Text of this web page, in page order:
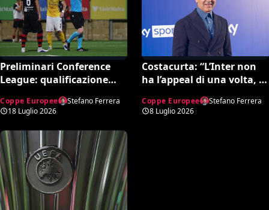
Preliminari Conference
League: qualificazione
inesistente (VIDEO)
Coppe Europee
Stefano Ferrera
18 Luglio 2026
Costacurta: “L’Inter non
ha l’appeal di una volta, la
la bordata ad Allegri e
Mourinho
Coppe Europee
Stefano Ferrera
8 Luglio 2026